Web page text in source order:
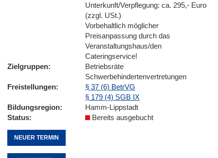
Unterkunft/Verpflegung: ca. 295,- Euro
(zzgl. USt.)
Vorbehaltlich möglicher
Preisanpassung durch das
Veranstaltungshaus/den
Cateringservice!
Zielgruppen
Betriebsräte
Schwerbehindertenvertretungen
Freistellungen
§ 37 (6) BetrVG
§ 179 (4) SGB IX
Bildungsregion
Hamm-Lippstadt
Status
Bereits ausgebucht
NEUER TERMIN